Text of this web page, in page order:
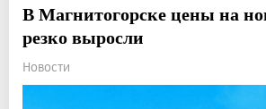
В Магнитогорске цены на
резко выросли
Новости